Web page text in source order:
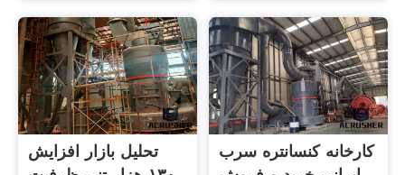
تحلیل بازار افزایش
کارخانه کنسانتره سرب